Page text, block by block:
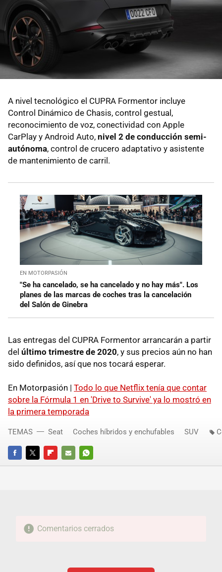
A nivel tecnológico el CUPRA Formentor incluye
Control Dinámico de Chasis, control gestual,
reconocimiento de voz, conectividad con Apple
CarPlay y Android Auto, nivel 2 de conducción semi-
autónoma, control de crucero adaptativo y asistente
de mantenimiento de carril.
EN MOTORPASIÓN
"Se ha cancelado, se ha cancelado y no hay más". Los
planes de las marcas de coches tras la cancelación
del Salón de Ginebra
Las entregas del CUPRA Formentor arrancarán a partir
del último trimestre de 2020, y sus precios aún no han
sido definidos, así que nos tocará esperar.
En Motorpasión | Todo lo que Netflix tenía que contar
sobre la Fórmula 1 en 'Drive to Survive' ya lo mostró en
la primera temporada
FACEBOOKTWITTERFLIPBOARD
E-
WHATSAPP
TEMAS Seat Coches híbridos y enchufables SUV
Comentarios cerrados